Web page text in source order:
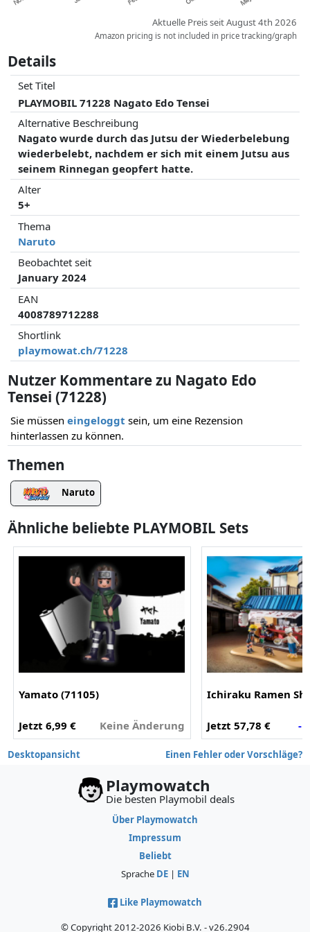
Aktuelle Preis seit August 4th 2026
Amazon pricing is not included in price tracking/graph
Details
Set Titel
PLAYMOBIL 71228 Nagato Edo Tensei
Alternative Beschreibung
Nagato wurde durch das Jutsu der Wiederbelebung
wiederbelebt, nachdem er sich mit einem Jutsu aus
seinem Rinnegan geopfert hatte.
Alter
5+
Thema
Naruto
Beobachtet seit
January 2024
EAN
4008789712288
Shortlink
playmowat.ch/71228
Nutzer Kommentare zu Nagato Edo
Tensei (71228)
Sie müssen eingeloggt sein, um eine Rezension
hinterlassen zu können.
Themen
Naruto
Ähnliche beliebte PLAYMOBIL Sets
Yamato (71105)
Jetzt 6,99 € Keine Änderung
Ichiraku Ramen
Jetzt 57,78 € -
Desktopansicht Einen Fehler oder Vorschläge?
Playmowatch
Die besten Playmobil deals
Über Playmowatch
Impressum
Beliebt
Sprache DE| EN
Like Playmowatch
© Copyright 2012-2026 Kiobi B.V. - v26.2904